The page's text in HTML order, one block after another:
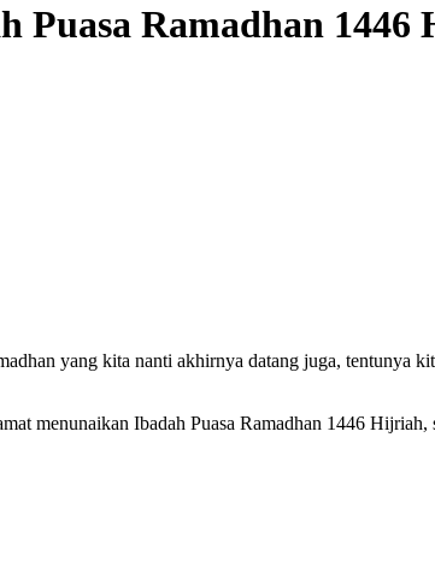
Ramadhan 1446
yang kita nanti akhirnya datang juga, tentunya
menunaikan Ibadah Puasa Ramadhan 1446 Hijriah,